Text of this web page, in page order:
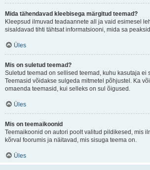
Mida tähendavad kleebisega märgitud teemad?
Kleepsud ilmuvad teadaannete all ja vaid esimesel
sisaldavad tihti tähtsat informatsiooni, mida sa
Üles
Mis on suletud teemad?
Suletud teemad on sellised teemad, kuhu kasutaja ei
Teemasid võidakse sulgeda mitmetel põhjustel. Ka
omaenda teemasid, kui selleks on sul õigused.
Üles
Mis on teemaikoonid
Teemaikoonid on autori poolt valitud pildikesed, mis
kõrval foorumis ja näitavad, mis sisuga teema on.
Üles